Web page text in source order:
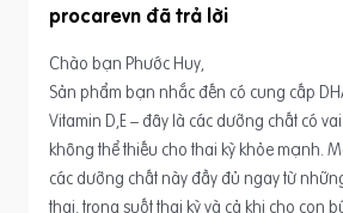
procarevn
Chào bạn Phước Huy,
Sản phẩm bạn nhắc đến có cung cấp
Vitamin D,E – đây là các dưỡng chất có
không thể thiếu cho thai kỳ khỏe mạnh.
các dưỡng chất này đầy đủ ngay từ
thai, trong suốt thai kỳ và cả khi cho con